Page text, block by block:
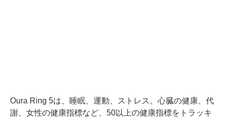
Oura Ring 5は、睡眠、運動、ストレス、心臓の健康、代
謝、女性の健康指標など、50以上の健康指標をトラッキ